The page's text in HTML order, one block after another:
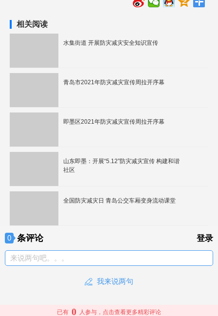
相关阅读
水集街道 开展防灾减灾安全知识宣传
青岛市2021年防灾减灾宣传周拉开序幕
即墨区2021年防灾减灾宣传周拉开序幕
山东即墨：开展“5.12”防灾减灾宣传 构建和谐
社区
全国防灾减灾日 青岛公交车厢变身流动课堂
0 条评论 登录
来说两句吧。。。
我来说两句
已有 0 人参与，点击查看更多精彩评论